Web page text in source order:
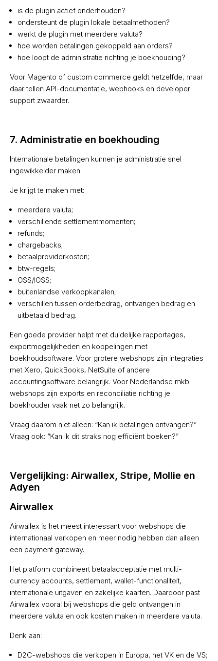
is de plugin actief onderhouden?
ondersteunt de plugin lokale betaalmethoden?
werkt de plugin met meerdere valuta?
hoe worden betalingen gekoppeld aan orders?
hoe loopt de administratie richting je boekhouding?
Voor Magento of custom commerce geldt hetzelfde, maar
daar tellen API-documentatie, webhooks en developer
support zwaarder.
7. Administratie en boekhouding
Internationale betalingen kunnen je administratie snel
ingewikkelder maken.
Je krijgt te maken met:
meerdere valuta;
verschillende settlementmomenten;
refunds;
chargebacks;
betaalproviderkosten;
btw-regels;
OSS/IOSS;
buitenlandse verkoopkanalen;
verschillen tussen orderbedrag, ontvangen bedrag en
uitbetaald bedrag.
Een goede provider helpt met duidelijke rapportages,
exportmogelijkheden en koppelingen met
boekhoudsoftware. Voor grotere webshops zijn integraties
met Xero, QuickBooks, NetSuite of andere
accountingsoftware belangrijk. Voor Nederlandse mkb-
webshops zijn exports en reconciliatie richting je
boekhouder vaak net zo belangrijk.
Vraag daarom niet alleen: “Kan ik betalingen ontvangen?”
Vraag ook: “Kan ik dit straks nog efficiënt boeken?”
Vergelijking: Airwallex, Stripe, Mollie en
Adyen
Airwallex
Airwallex is het meest interessant voor webshops die
internationaal verkopen en meer nodig hebben dan alleen
een payment gateway.
Het platform combineert betaalacceptatie met multi-
currency accounts, settlement, wallet-functionaliteit,
internationale uitgaven en zakelijke kaarten. Daardoor past
Airwallex vooral bij webshops die geld ontvangen in
meerdere valuta en ook kosten maken in meerdere valuta.
Denk aan:
D2C-webshops die verkopen in Europa, het VK en de VS;